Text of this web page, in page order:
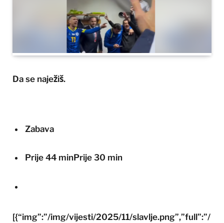
Da se naježiš.
Zabava
Prije 44 minPrije 30 min
[{“img”:”/img/vijesti/2025/11/slavlje.png”,”full”:”/